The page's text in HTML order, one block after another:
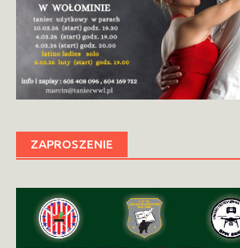
ZAPROSZENIE